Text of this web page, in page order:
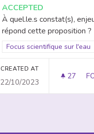
ACCEPTED
À quel.le.s constat(s),
répond cette proposition ?
Filter results for scope:
Focus scientifique sur l'eau
CREATED AT
22/10/2023
27